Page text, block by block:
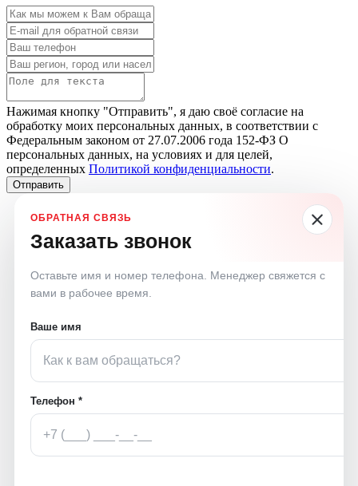
Нажимая кнопку "Отправить", я даю своё согласие на
обработку моих персональных данных, в соответствии с
Федеральным законом от 27.07.2006 года 152-ФЗ О
персональных данных, на условиях и для целей,
определенных Политикой конфиденциальности.
Отправить
Заказать звонок
Оставьте имя и номер телефона. Менеджер свяжется с
вами в рабочее время.
Ваше имя
Телефон *